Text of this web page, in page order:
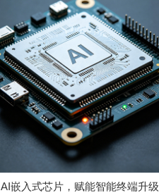
AI嵌入式芯片，赋能智能终端升级